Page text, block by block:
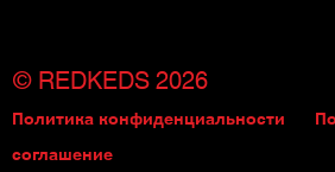
© REDKEDS 2026
Политика конфиденциальности
соглашение